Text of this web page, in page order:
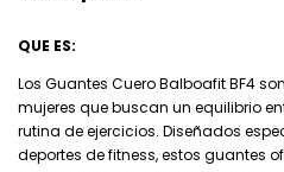
QUE ES:
Los Guantes Cuero Balboafit BF4
mujeres que buscan un equilibrio
rutina de ejercicios. Diseñados
deportes de fitness, estos guantes